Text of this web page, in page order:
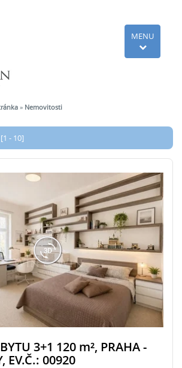
MENU
» Nemovitosti
- 10]
3+1 120 m², PRAHA -
EV.Č.: 00920